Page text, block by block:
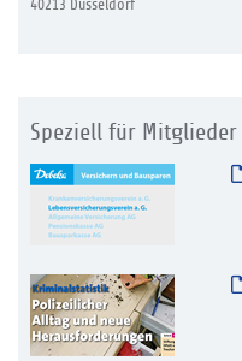
40213 Düsseldorf
Speziell für Mitglieder